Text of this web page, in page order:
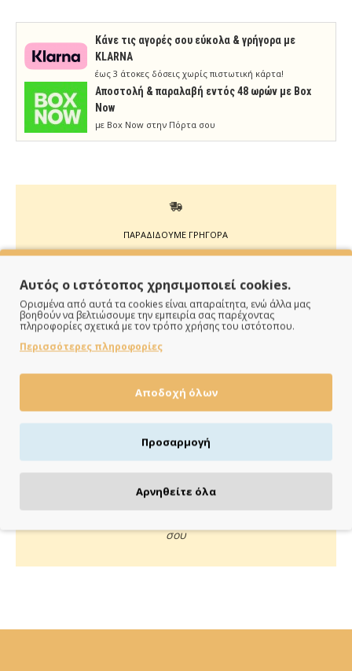
Κάνε τις αγορές σου εύκολα & γρήγορα με
KLARNA
έως 3 άτοκες δόσεις χωρίς πιστωτική κάρτα!
Aποστολή & παραλαβή εντός 48 ωρών με Box
Now
με Box Now στην Πόρτα σου
ΠΑΡΑΔΙΔΟΥΜΕ ΓΡΗΓΟΡΑ
ημέρες
Πιστωτική/χρεωστική κάρτα, αντικαταβολή ή κατάθεση
σου
Αυτός ο ιστότοπος χρησιμοποιεί cookies.
Ορισμένα από αυτά τα cookies είναι απαραίτητα, ενώ άλλα μας
βοηθούν να βελτιώσουμε την εμπειρία σας παρέχοντας
πληροφορίες σχετικά με τον τρόπο χρήσης του ιστότοπου.
Περισσότερες πληροφορίες
Αποδοχή όλων
Προσαρμογή
Αρνηθείτε όλα